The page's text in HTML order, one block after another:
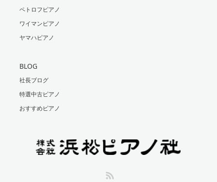
ペトロフピアノ
ワイマンピアノ
ヤマハピアノ
BLOG
社長ブログ
特選中古ピアノ
おすすめピアノ